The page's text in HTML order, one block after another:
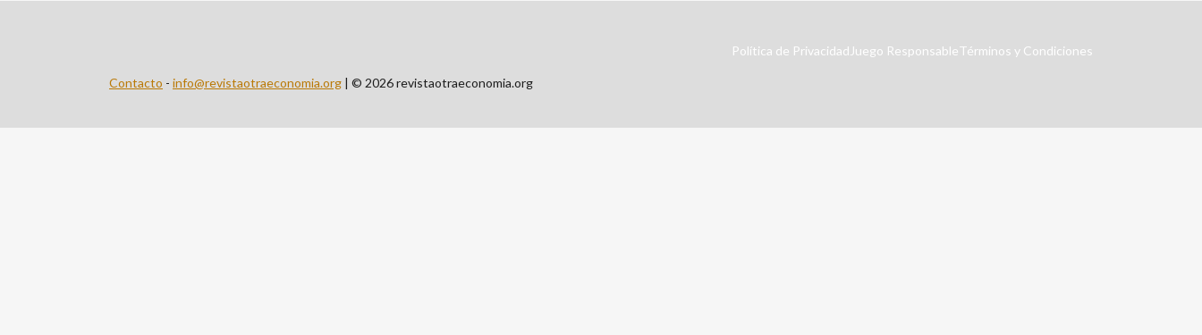
Política de Privacidad Juego ResponsableTérminos y Condiciones
Contacto - info@revistaotraeconomia.org | © 2026 revistaotraeconomia.org